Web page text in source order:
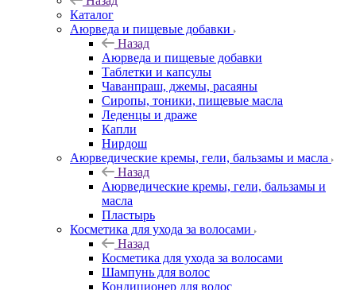
Каталог
Аюрведа и пищевые добавки
Назад
Аюрведа и пищевые добавки
Таблетки и капсулы
Чаванпраш, джемы, расаяны
Сиропы, тоники, пищевые масла
Леденцы и драже
Капли
Нирдош
Аюрведические кремы, гели, бальзамы и масла
Назад
Аюрведические кремы, гели, бальзамы и
масла
Пластырь
Косметика для ухода за волосами
Назад
Косметика для ухода за волосами
Шампунь для волос
Кондиционер для волос